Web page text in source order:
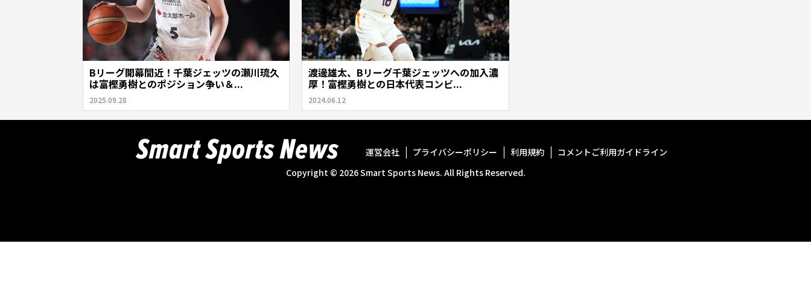
Bリーグ開幕間近！千葉ジェッツの瀬川琉久
は富樫勇樹とのポジション争い＆...
2025.09.28
渡邊雄太、Bリーグ千葉ジェッツへの加入濃
厚！富樫勇樹との日本代表コンビ...
2024.06.12
運営会社 プライバシーポリシー 利用規約
コメントご利用ガイドライン
Copyright © 2026Smart Sports News. All Rights Reserved.